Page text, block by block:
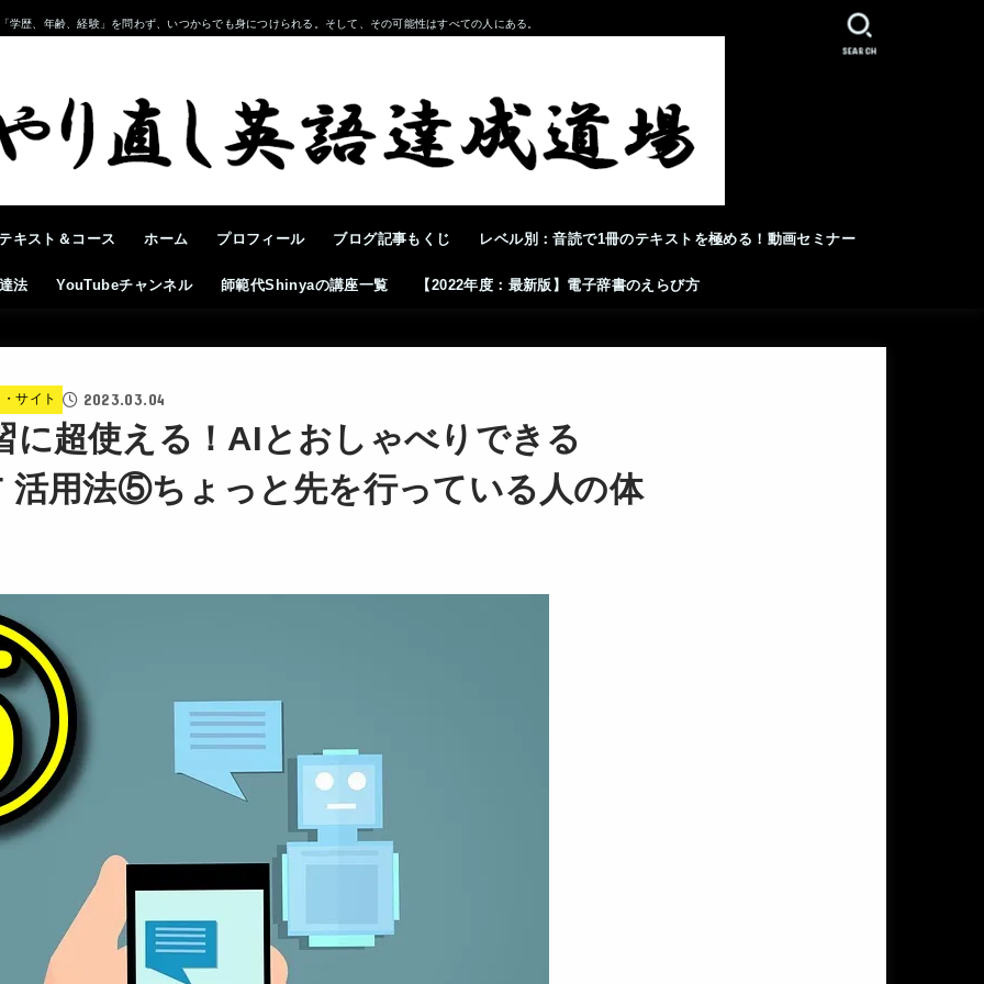
学歴、年齢、経験」を問わず、いつからでも身につけられる。そして、その可能性はすべての人にある。
キスト＆コース ホーム プロフィール ブログ記事もくじ レベル別：音読で1冊のテキストを極める！動画セミナー
法 YouTubeチャンネル 師範代Shinyaの講座一覧 【2022年度：最新版】電子辞書のえらび方
SEARCH
サイト 2023.03.04
に超使える！AIとおしゃべりできる
活用法⑤ちょっと先を行っている人の体